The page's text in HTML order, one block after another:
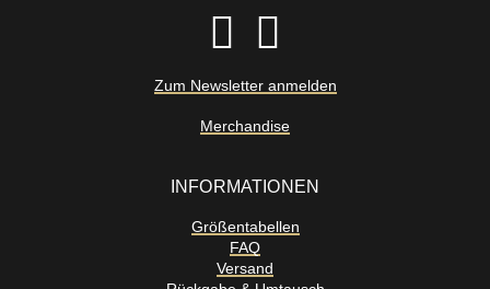
Zum Newsletter anmelden
Merchandise
INFORMATIONEN
Größentabellen
FAQ
Versand